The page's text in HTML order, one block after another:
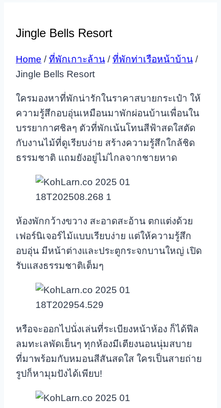
Jingle Bells Resort
Home / ที่พักเกาะล้าน / ที่พักท่าเรือหน้าบ้าน /
Jingle Bells Resort
ใครมองหาที่พักน่ารักในราคาสบายกระเป๋า ให้
ความรู้สึกอบอุ่นเหมือนมาพักผ่อนบ้านเพื่อนใน
บรรยากาศชิลๆ ตัวที่พักเน้นโทนสีฟ้าสดใสตัด
กับงานไม้ที่ดูเรียบง่าย สร้างความรู้สึกใกล้ชิด
ธรรมชาติ แถมยังอยู่ไม่ไกลจากชายหาด
ห้องพักกว้างขวาง สะอาดสะอ้าน ตกแต่งด้วย
เฟอร์นิเจอร์ไม้แบบเรียบง่าย แต่ให้ความรู้สึก
อบอุ่น มีหน้าต่างและประตูกระจกบานใหญ่ เปิด
รับแสงธรรมชาติเต็มๆ
หรือจะออกไปนั่งเล่นที่ระเบียงหน้าห้อง ก็ได้ฟีล
ลมทะเลพัดเย็นๆ ทุกห้องมีเตียงนอนนุ่มสบาย
ที่มาพร้อมกับหมอนสีสันสดใส ใครเป็นสายถ่าย
รูปก็หามุมปังได้เพียบ!